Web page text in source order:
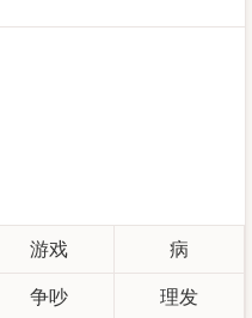
游戏 病
争吵 理发